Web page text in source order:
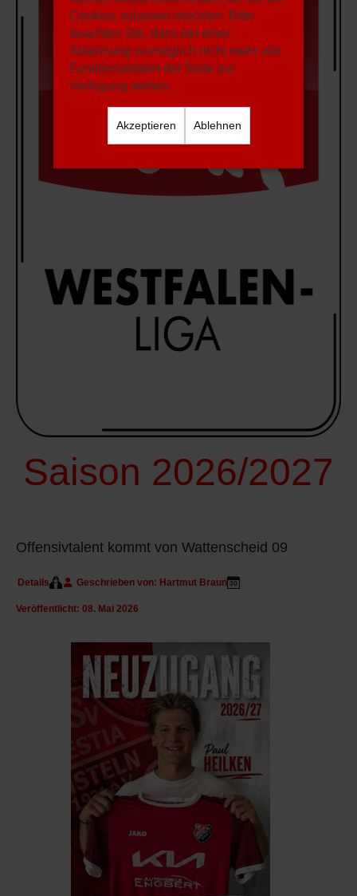
Saison 2026/2027
Offensivtalent kommt von Wattenscheid 09
Details Geschrieben von: Hartmut Braun
Veröffentlicht: 08. Mai 2026
Cookies zulassen möchten. Bitte
beachten Sie, dass bei einer
Ablehnung womöglich nicht mehr alle
Funktionalitäten der Seite zur
Verfügung stehen.
Akzeptieren Ablehnen